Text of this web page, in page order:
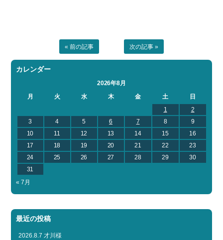
« 前の記事 次の記事 »
カレンダー
2026年8月
月
火 水 木 金 土
日
1
2
3
4 5 6 7 8
9
10
11 12 13 14 15
16
17
18 19 20 21 22
23
24
25 26 27 28 29
30
31
« 7月
最近の投稿
2026.8.7 才川様